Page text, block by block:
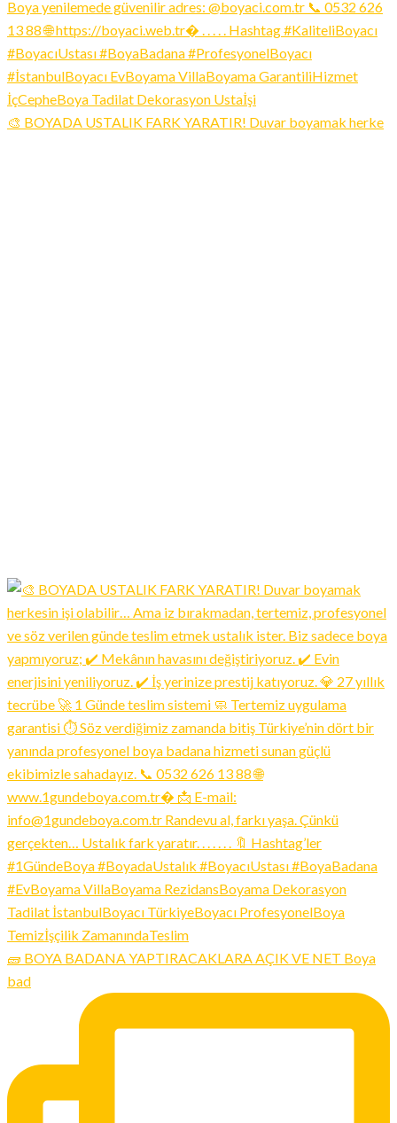
🎨 BOYADA USTALIK FARK YARATIR! Duvar boyamak herke
🧱 BOYA BADANA YAPTIRACAKLARA AÇIK VE NET Boya
bad